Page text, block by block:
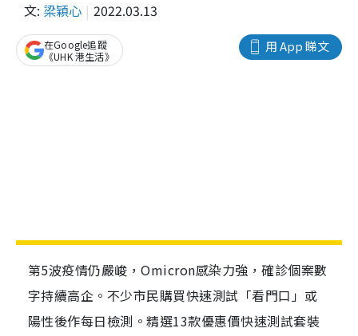
文: 梁穎心 2022.03.13
用 App 睇文
在Google追蹤
《UHK 港生活》
第5波疫情仍嚴峻，Omicron感染力強，確診個案數
字持續高企。不少市民購買快速測試「看門口」或
陽性後作每日檢測。精選13款優惠價快速測試套裝